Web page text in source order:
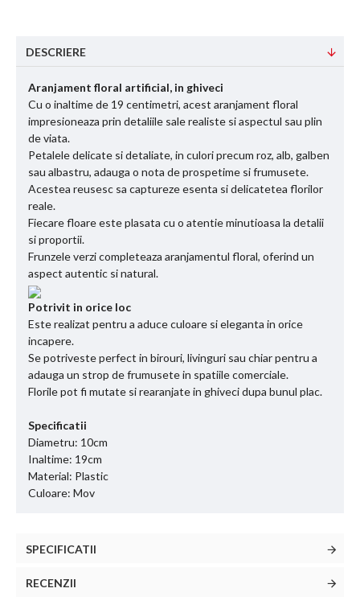
DESCRIERE
Aranjament floral artificial, in ghiveci
Cu o inaltime de 19 centimetri, acest aranjament floral
impresioneaza prin detaliile sale realiste si aspectul sau plin
de viata.
Petalele delicate si detaliate, in culori precum roz, alb, galben
sau albastru, adauga o nota de prospetime si frumusete.
Acestea reusesc sa captureze esenta si delicatetea florilor
reale.
Fiecare floare este plasata cu o atentie minutioasa la detalii
si proportii.
Frunzele verzi completeaza aranjamentul floral, oferind un
aspect autentic si natural.
Potrivit in orice loc
Este realizat pentru a aduce culoare si eleganta in orice
incapere.
Se potriveste perfect in birouri, livinguri sau chiar pentru a
adauga un strop de frumusete in spatiile comerciale.
Florile pot fi mutate si rearanjate in ghiveci dupa bunul plac.
Specificatii
Diametru: 10cm
Inaltime: 19cm
Material: Plastic
Culoare: Mov
SPECIFICATII
RECENZII